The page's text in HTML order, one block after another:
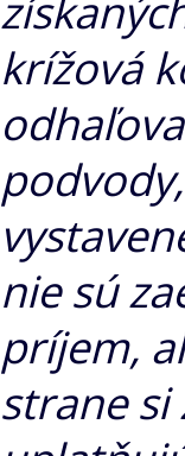
krížová
nie sú
príjem,
strane